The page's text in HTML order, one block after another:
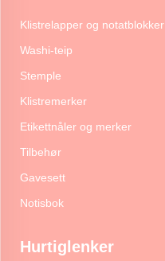
Klistrelapper og notatblokker
Washi-teip
Stemple
Klistremerker
Etikettnåler og merker
Tilbehør
Gavesett
Notisbok
Hurtiglenker